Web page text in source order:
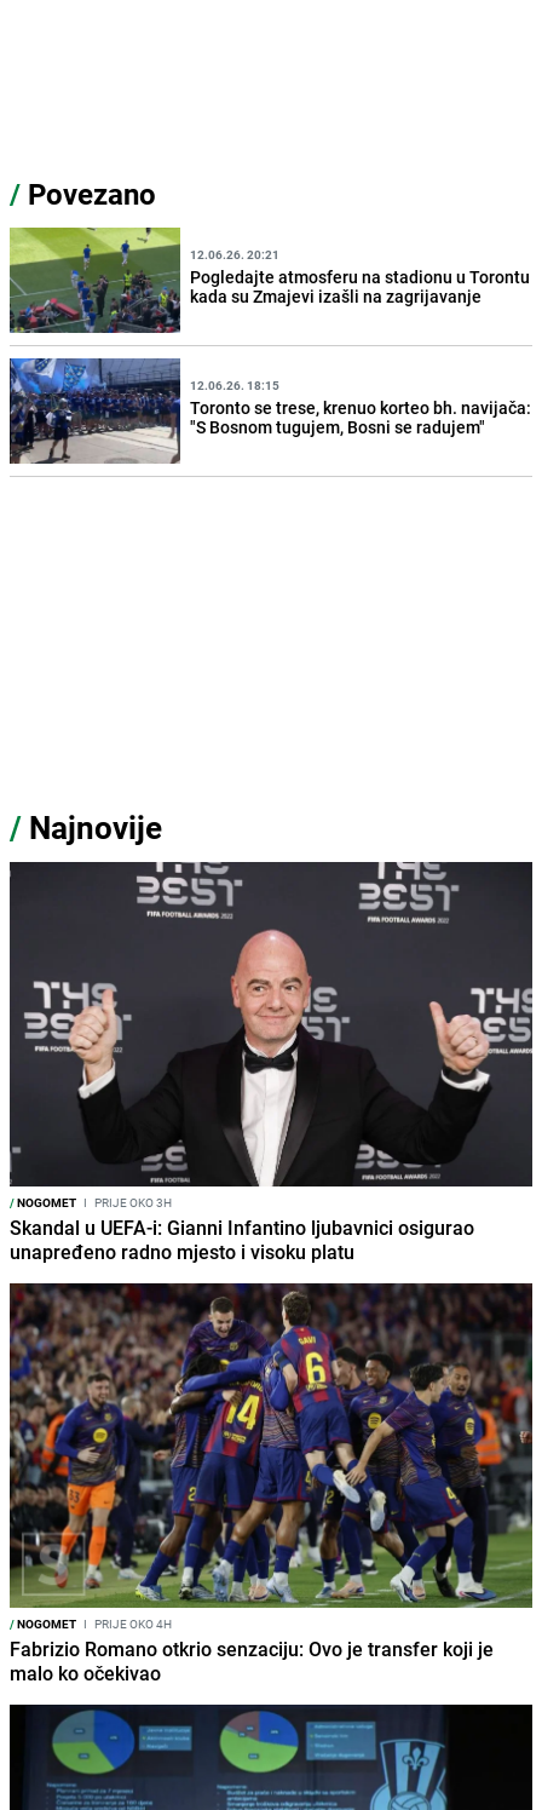
/ Povezano
12.06.26. 20:21
Pogledajte atmosferu na stadionu u Torontu
kada su Zmajevi izašli na zagrijavanje
12.06.26. 18:15
Toronto se trese, krenuo korteo bh. navijača:
"S Bosnom tugujem, Bosni se radujem"
/ Najnovije
/NOGOMET I PRIJE OKO 3H
Skandal u UEFA-i: Gianni Infantino ljubavnici osigurao
unapređeno radno mjesto i visoku platu
/NOGOMET I PRIJE OKO 4H
Fabrizio Romano otkrio senzaciju: Ovo je transfer koji je
malo ko očekivao